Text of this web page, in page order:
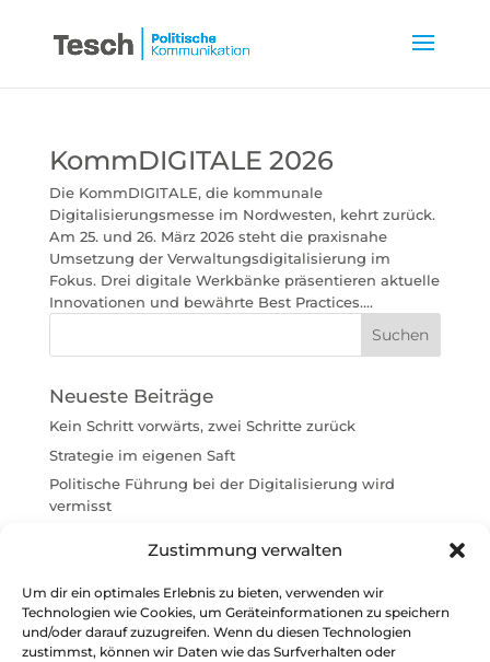
Zustimmung verwalten
Um dir ein optimales Erlebnis zu bieten, verwenden wir
Technologien wie Cookies, um Geräteinformationen zu speichern
und/oder darauf zuzugreifen. Wenn du diesen Technologien
zustimmst, können wir Daten wie das Surfverhalten oder
KommDIGITALE 2026
Die KommDIGITALE, die kommunale
Digitalisierungsmesse im Nordwesten, kehrt zurück.
Am 25. und 26. März 2026 steht die praxisnahe
Umsetzung der Verwaltungsdigitalisierung im
Fokus. Drei digitale Werkbänke präsentieren aktuelle
Innovationen und bewährte Best Practices....
Neueste Beiträge
Kein Schritt vorwärts, zwei Schritte zurück
Strategie im eigenen Saft
Politische Führung bei der Digitalisierung wird
vermisst
Stimmungsbild: Skepsis hinsichtlich wirksamer
Digitalisierungsstrategie der Ampel-Koalitionäre